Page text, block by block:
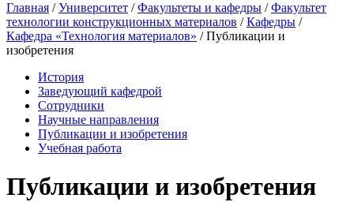
Главная /Университет /Факультеты и кафедры /Факультет
технологии конструкционных материалов /Кафедры /
Кафедра «Технология материалов» / Публикации и
изобретения
История
Заведующий кафедрой
Сотрудники
Научные направления
Публикации и изобретения
Учебная работа
Публикации и изобретения